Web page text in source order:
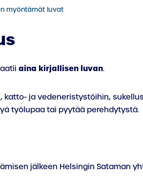
myöntämät luvat
aina kirjallisen luvan.
ja vedeneristystöihin,
työlupaa tai pyytää perehdytystä.
jälkeen Helsingin Sataman